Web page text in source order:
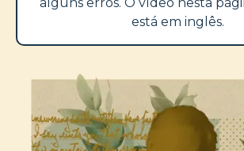
está em inglês.